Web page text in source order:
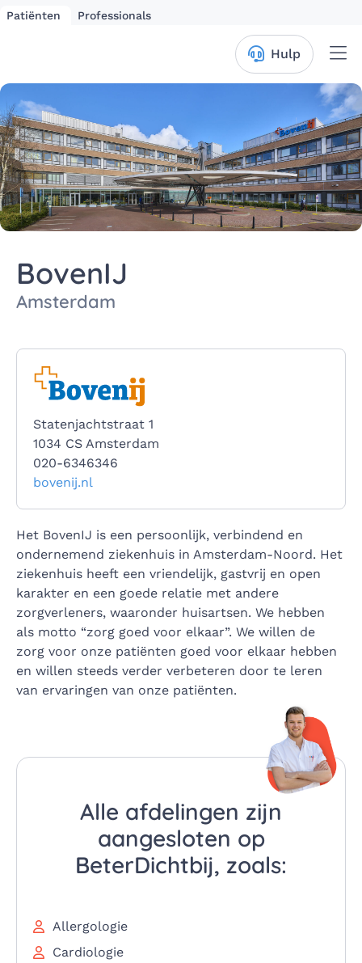
Patiënten Professionals
Hulp
BovenIJ
Amsterdam
Het BovenIJ is een persoonlijk, verbindend en
ondernemend ziekenhuis in Amsterdam-Noord. Het
ziekenhuis heeft een vriendelijk, gastvrij en open
karakter en een goede relatie met andere
zorgverleners, waaronder huisartsen. We hebben
als motto “zorg goed voor elkaar”. We willen de
zorg voor onze patiënten goed voor elkaar hebben
en willen steeds verder verbeteren door te leren
van ervaringen van onze patiënten.
Statenjachtstraat 1
1034 CS Amsterdam
020-6346346
bovenij.nl
Alle afdelingen zijn
aangesloten op
BeterDichtbij, zoals:
Allergologie
Cardiologie